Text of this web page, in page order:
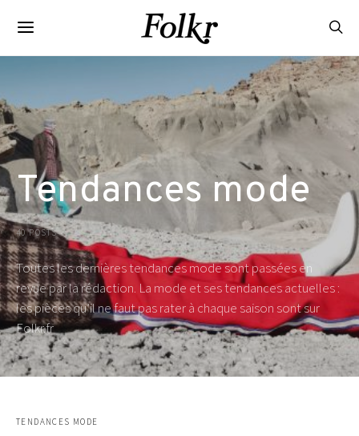
Tendances mode
40 POSTS
Toutes les dernières tendances mode sont passées en
revue par la rédaction. La mode et ses tendances actuelles :
les pièces qu’il ne faut pas rater à chaque saison sont sur
Folkr.fr
TENDANCES MODE